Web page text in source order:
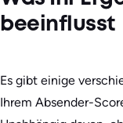
beeinflusst
Es gibt einige
Ihrem Absender-